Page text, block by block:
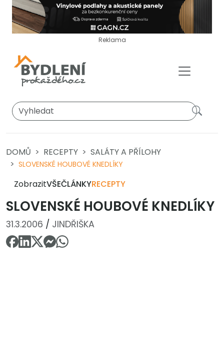
Reklama
DOMŮ RECEPTY SALÁTY A PŘÍLOHY
SLOVENSKÉ HOUBOVÉ KNEDLÍKY
ZobrazitVŠEČLÁNKYRECEPTY
SLOVENSKÉ HOUBOVÉ KNEDLÍKY
31.3.2006 / JINDŘIŠKA